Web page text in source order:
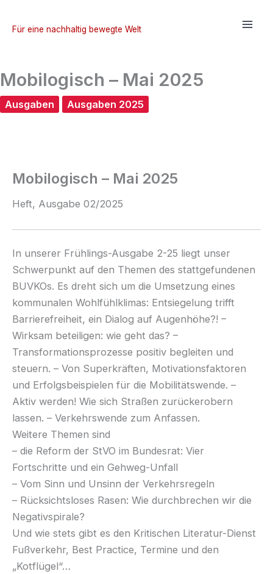
InhaltFür eine nachhaltig bewegte Welt
Mobilogisch – Mai 2025
Ausgaben Ausgaben 2025
Mobilogisch – Mai 2025
Heft, Ausgabe 02/2025
In unserer Frühlings-Ausgabe 2-25 liegt unser
Schwerpunkt auf den Themen des stattgefundenen
BUVKOs. Es dreht sich um die Umsetzung eines
kommunalen Wohlfühlklimas: Entsiegelung trifft
Barrierefreiheit, ein Dialog auf Augenhöhe?! –
Wirksam beteiligen: wie geht das? –
Transformationsprozesse positiv begleiten und
steuern. – Von Superkräften, Motivationsfaktoren
und Erfolgsbeispielen für die Mobilitätswende. –
Aktiv werden! Wie sich Straßen zurückerobern
lassen. – Verkehrswende zum Anfassen.
Weitere Themen sind
– die Reform der StVO im Bundesrat: Vier
Fortschritte und ein Gehweg-Unfall
– Vom Sinn und Unsinn der Verkehrsregeln
– Rücksichtsloses Rasen: Wie durchbrechen wir die
Negativspirale?
Und wie stets gibt es den Kritischen Literatur-Dienst
Fußverkehr, Best Practice, Termine und den
„Kotflügel“…